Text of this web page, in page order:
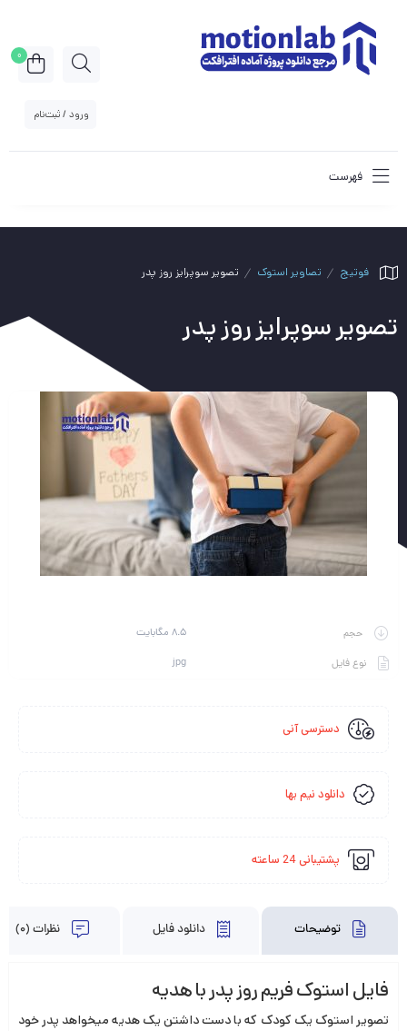
ورود / ثبت‌نام
0
فهرست
فوتیج تصاویر استوک تصویر سوپرایز روز پدر
تصویر سوپرایز روز پدر
حجم 8.5 مگابایت
نوع فایل jpg
دسترسی آنی
دانلود نیم بها
پشتیبانی 24 ساعته
توضیحات دانلود فایل نظرات (0)
فایل استوک فریم روز پدر با هدیه
تصویر استوک یک کودک که با دست داشتن یک هدیه میخواهد پدر خود